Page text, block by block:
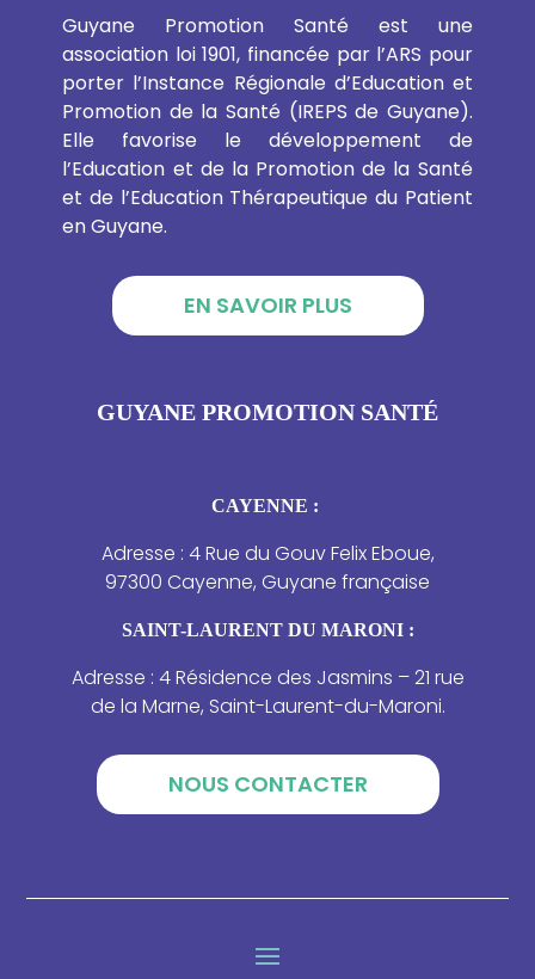
Guyane Promotion Santé est une
association loi 1901, financée par l’ARS pour
porter l’Instance Régionale d’Education et
Promotion de la Santé (IREPS de Guyane).
Elle favorise le développement de
l’Education et de la Promotion de la Santé
et de l’Education Thérapeutique du Patient
en Guyane.
EN SAVOIR PLUS
GUYANE PROMOTION SANTÉ
CAYENNE :
Adresse : 4 Rue du Gouv Felix Eboue,
97300 Cayenne, Guyane française
SAINT-LAURENT DU MARONI :
Adresse : 4 Résidence des Jasmins – 21 rue
de la Marne, Saint-Laurent-du-Maroni.
NOUS CONTACTER